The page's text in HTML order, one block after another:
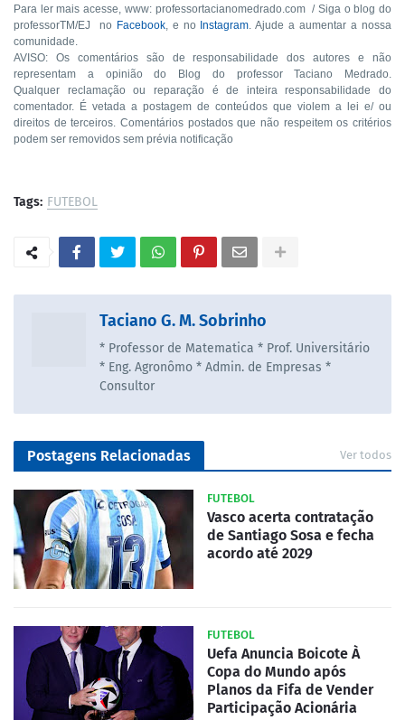
Para ler mais acesse, www: professortacianomedrado.com / Siga o blog do
professorTM/EJ no Facebook, e no Instagram . Ajude a aumentar a nossa
comunidade.
AVISO: Os comentários são de responsabilidade dos autores e não
representam a opinião do Blog do professor Taciano Medrado.
Qualquer reclamação ou reparação é de inteira responsabilidade do
comentador. É vetada a postagem de conteúdos que violem a lei e/ ou
direitos de terceiros. Comentários postados que não respeitem os critérios
podem ser removidos sem prévia notificação
Tags: FUTEBOL
Taciano G. M. Sobrinho
* Professor de Matematica * Prof. Universitário
* Eng. Agronômo * Admin. de Empresas *
Consultor
Postagens Relacionadas Ver todos
FUTEBOL
Vasco acerta contratação
de Santiago Sosa e fecha
acordo até 2029
FUTEBOL
Uefa Anuncia Boicote À
Copa do Mundo após
Planos da Fifa de Vender
Participação Acionária